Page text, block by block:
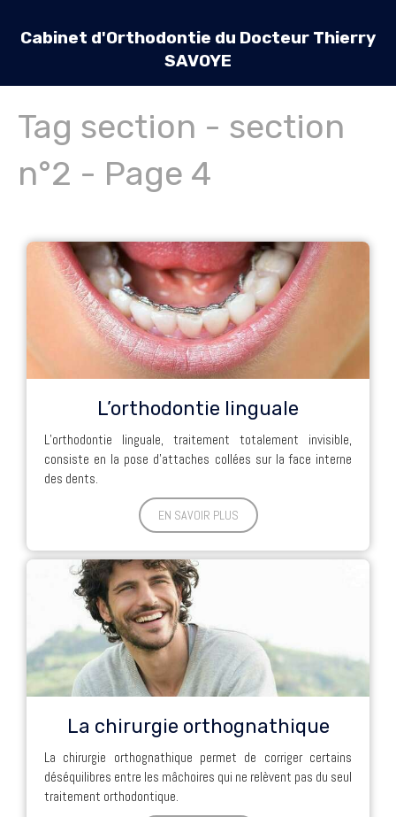
Cabinet d'Orthodontie du Docteur Thierry
SAVOYE
Tag section - section
n°2 - Page 4
L’orthodontie linguale
L’orthodontie linguale, traitement totalement invisible,
consiste en la pose d’attaches collées sur la face interne
des dents.
EN SAVOIR PLUS
La chirurgie orthognathique
La chirurgie orthognathique permet de corriger certains
déséquilibres entre les mâchoires qui ne relèvent pas du seul
traitement orthodontique.